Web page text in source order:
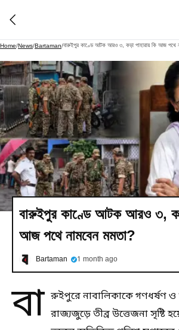
Home/News/Bartaman/বারুইপুর কাণ্ডে আটক আরও ৩, কড়া পাহারায় কি আজ পথে
বারুইপুর কাণ্ডে আটক আরও ৩,
আজ পথে নামবেন মমতা?
Bartaman 1 month ago
বা রুইপুরে নাবালিকাকে গণধর্ষণ
রাজ্যজুড়ে তীব্র উত্তেজনা সৃষ্টি